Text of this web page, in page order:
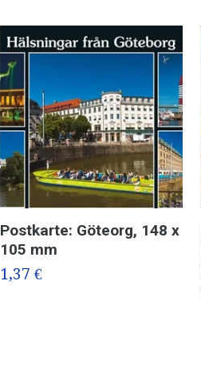
Postkarte: Göteorg, 148 x
105 mm
1,37 €